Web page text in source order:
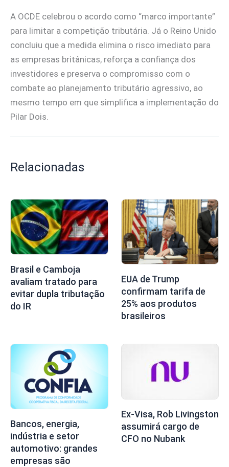
A OCDE celebrou o acordo como “marco importante”
para limitar a competição tributária. Já o Reino Unido
concluiu que a medida elimina o risco imediato para
as empresas britânicas, reforça a confiança dos
investidores e preserva o compromisso com o
combate ao planejamento tributário agressivo, ao
mesmo tempo em que simplifica a implementação do
Pilar Dois.
Relacionadas
Brasil e Camboja
avaliam tratado para
evitar dupla tributação
do IR
EUA de Trump
confirmam tarifa de
25% aos produtos
brasileiros
Bancos, energia,
indústria e setor
automotivo: grandes
empresas são
Ex-Visa, Rob Livingston
assumirá cargo de
CFO no Nubank